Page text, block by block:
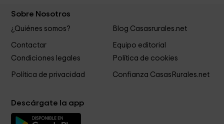
Sobre Nosotros
¿Quiénes somos? Blog Casasrurales.net
Contactar
Equipo editorial
Condiciones legales
Política de cookies
Política de privacidad Confianza CasasRurales.net
Descárgate la app